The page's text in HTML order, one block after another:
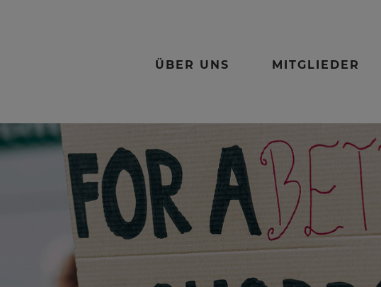
ÜBER UNS MITGLIEDER